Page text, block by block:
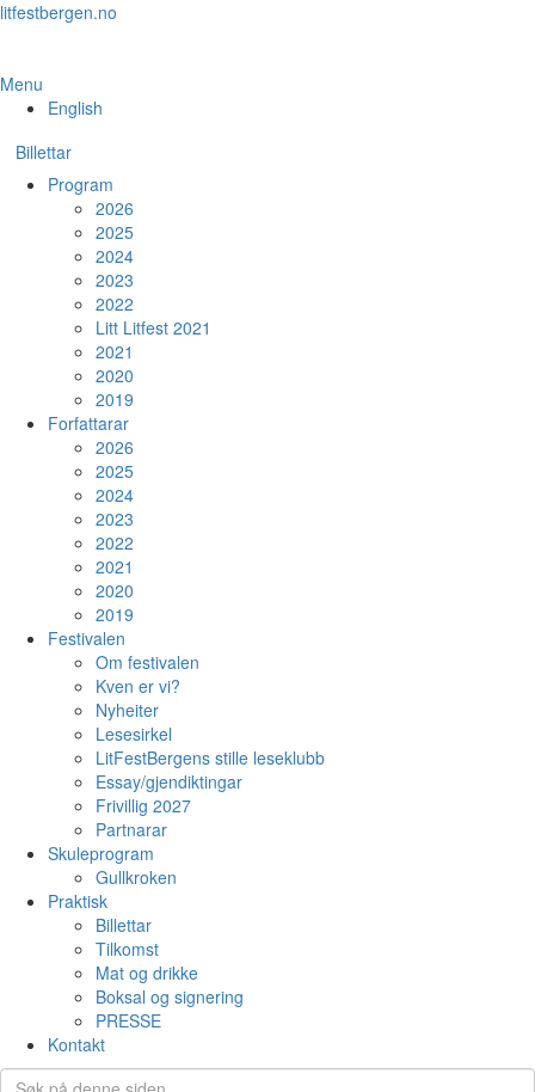
Skip
content
litfestbergen.no
Menu
English
Billettar
Program
2026
2025
2024
2023
2022
Litt Litfest 2021
2021
2020
2019
Forfattarar
2026
2025
2024
2023
2022
2021
2020
2019
Festivalen
Om festivalen
Kven er vi?
Nyheiter
Lesesirkel
LitFestBergens stille leseklubb
Essay/gjendiktingar
Frivillig 2027
Partnarar
Skuleprogram
Gullkroken
Praktisk
Billettar
Tilkomst
Mat og drikke
Boksal og signering
PRESSE
Kontakt